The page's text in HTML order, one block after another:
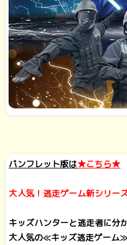
パンフレット版は★こちら★
大人気！逃走ゲーム新シリー
キッズハンターと逃走者に分
大人気の≪キッズ逃走ゲーム